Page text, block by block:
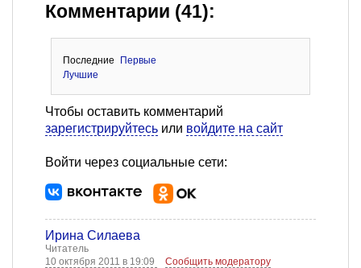
Комментарии (41):
Последние
Первые
Лучшие
Чтобы оставить комментарий
зарегистрируйтесь или войдите на сайт
Войти через социальные сети:
Ирина Силаева
Читатель
10 октября 2011 в 19:09
Сообщить модератору